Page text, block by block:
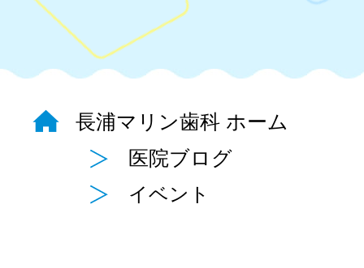
長浦マリン歯科 ホーム
医院ブログ
イベント